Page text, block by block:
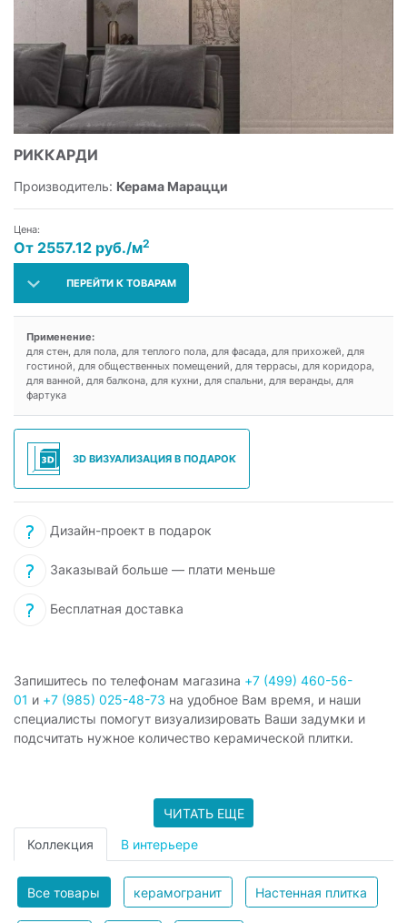
РИККАРДИ
Производитель: Керама Марацци
Цена:
От 2557.12 руб./м2
ПЕРЕЙТИ К ТОВАРАМ
Применение:
для стен, для пола, для теплого пола, для фасада, для прихожей, для
гостиной, для общественных помещений, для террасы, для коридора,
для ванной, для балкона, для кухни, для спальни, для веранды, для
фартука
3D ВИЗУАЛИЗАЦИЯ В ПОДАРОК
Дизайн-проект в подарок
Заказывай больше — плати меньше
Бесплатная доставка
Запишитесь по телефонам магазина +7 (499) 460-56-
01 и +7 (985) 025-48-73 на удобное Вам время, и наши
специалисты помогут визуализировать Ваши задумки и
подсчитать нужное количество керамической плитки.
ЧИТАТЬ ЕЩЕ
Коллекция В интерьере
Все товары керамогранит Настенная плитка